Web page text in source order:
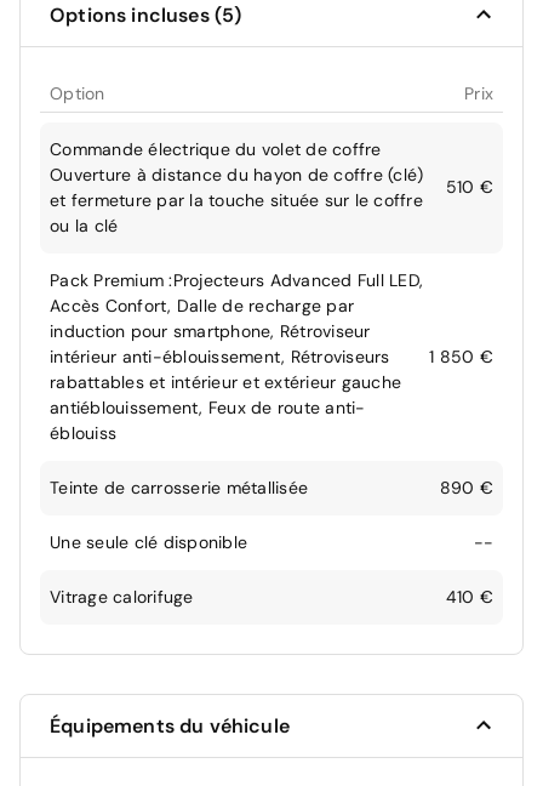
Options incluses (5)
Option Prix
Commande électrique du volet de coffre
Ouverture à distance du hayon de coffre (clé)
et fermeture par la touche située sur le coffre
ou la clé
510 €
Pack Premium :Projecteurs Advanced Full LED,
Accès Confort, Dalle de recharge par
induction pour smartphone, Rétroviseur
intérieur anti-éblouissement, Rétroviseurs
rabattables et intérieur et extérieur gauche
antiéblouissement, Feux de route anti-
éblouiss
1 850 €
Teinte de carrosserie métallisée 890 €
Une seule clé disponible --
Vitrage calorifuge 410 €
Équipements du véhicule